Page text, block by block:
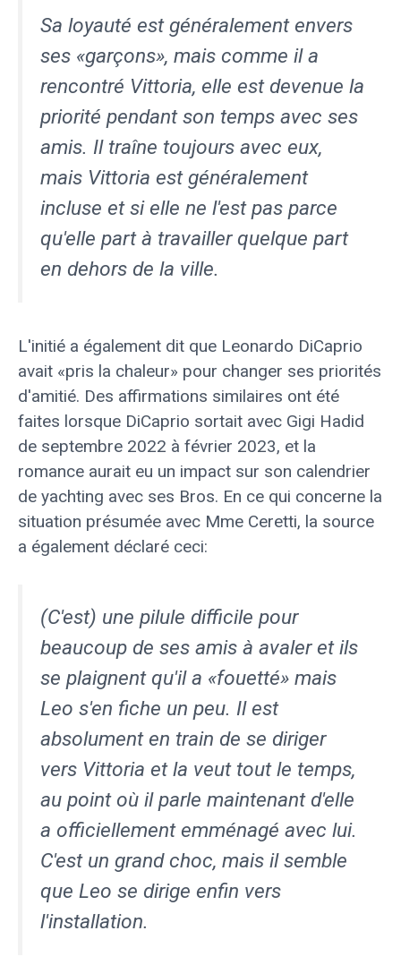
Sa loyauté est généralement envers
ses «garçons», mais comme il a
rencontré Vittoria, elle est devenue la
priorité pendant son temps avec ses
amis. Il traîne toujours avec eux,
mais Vittoria est généralement
incluse et si elle ne l'est pas parce
qu'elle part à travailler quelque part
en dehors de la ville.
L'initié a également dit que Leonardo DiCaprio
avait «pris la chaleur» pour changer ses priorités
d'amitié. Des affirmations similaires ont été
faites lorsque DiCaprio sortait avec Gigi Hadid
de septembre 2022 à février 2023, et la
romance aurait eu un impact sur son calendrier
de yachting avec ses Bros. En ce qui concerne la
situation présumée avec Mme Ceretti, la source
a également déclaré ceci:
(C'est) une pilule difficile pour
beaucoup de ses amis à avaler et ils
se plaignent qu'il a «fouetté» mais
Leo s'en fiche un peu. Il est
absolument en train de se diriger
vers Vittoria et la veut tout le temps,
au point où il parle maintenant d'elle
a officiellement emménagé avec lui.
C'est un grand choc, mais il semble
que Leo se dirige enfin vers
l'installation.